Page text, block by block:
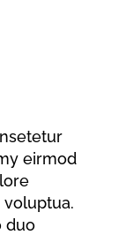
eirmod
voluptua.
duo